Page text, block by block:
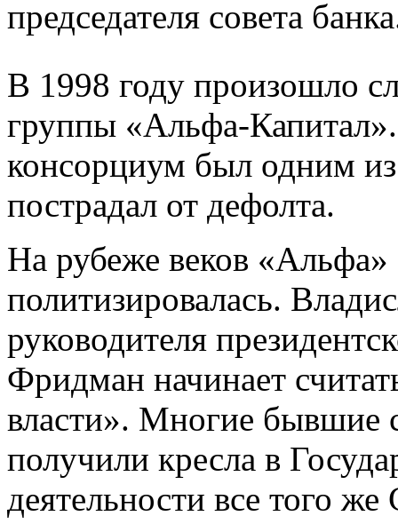
председателя совета
В 1998 году произошло
группы «Альфа-Капитал».
консорциум был одним
пострадал от дефолта.
На рубеже веков «Альфа»
политизировалась.
руководителя
Фридман начинает
власти». Многие бывшие
получили кресла в
деятельности все того же